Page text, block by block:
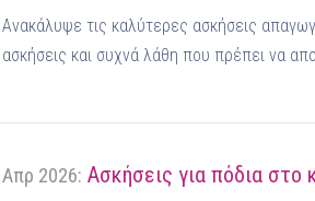
Ανακάλυψε τις καλύτερες ασκήσεις
ασκήσεις και συχνά λάθη που πρέπει να
Απρ 2026: Ασκήσεις για πόδια